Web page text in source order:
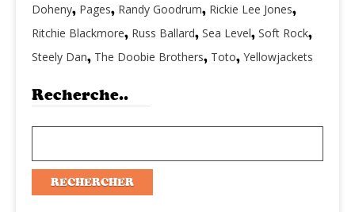
Doheny, Pages, Randy Goodrum, Rickie Lee Jones,
Ritchie Blackmore, Russ Ballard, Sea Level, Soft Rock,
Steely Dan, The Doobie Brothers, Toto, Yellowjackets
Recherche..